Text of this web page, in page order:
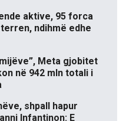
aktive, 95 forca
ndihmë edhe
Meta gjobitet
në 942 mln totali i
shpall hapur
Infantinon: E